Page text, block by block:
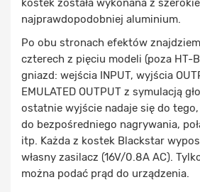
kostek została wykonana z
najprawdopodobniej aluminium.
Po obu stronach efektów
czterech z pięciu modeli (poza HT-
gniazd: wejścia INPUT, wyjścia
EMULATED OUTPUT z symulacją
ostatnie wyjście nadaje się do
do bezpośredniego nagrywania,
itp. Każda z kostek Blackstar
własny zasilacz (16V/0.8A AC).
można podać prąd do urządzenia.